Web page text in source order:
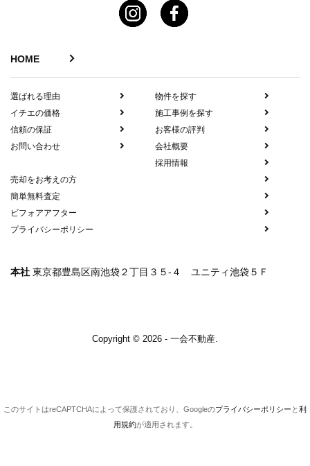
HOME
選ばれる理由
イチエの価格
信頼の保証
お問い合わせ
物件を探す
施工事例を探す
お客様の評判
会社概要
採用情報
売却をお考えの方
簡単無料査定
ビフォアアフター
プライバシーポリシー
本社 東京都豊島区南池袋２丁目３５-４ ユニティ池袋５Ｆ
Copyright © 2026 - 一会不動産.
このサイトはreCAPTCHAによって保護されており、Googleのプライバシーポリシー と利
用規約が適用されます。